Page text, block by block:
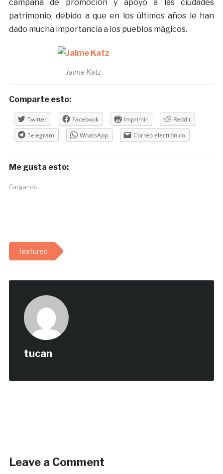
campaña de promoción y apoyo a las ciudades
patrimonio, debido a que en los últimos años le han
dado mucha importancia a los pueblos mágicos.
Jaime Katz
Comparte esto:
Twitter Facebook Imprimir
Reddit
Telegram
WhatsApp Correo electrónico
Me gusta esto:
Cargando...
featured
tucan
Leave a Comment